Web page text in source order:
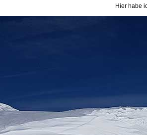
Hier habe